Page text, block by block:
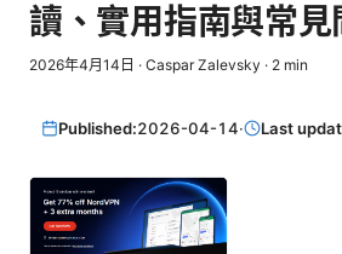
讀、實用指南與常見
2026年4月14日 · Caspar Zalevsky · 2 min
Published:2026-04-14· Last